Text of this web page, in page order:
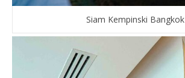
Siam Kempinski Bangkok